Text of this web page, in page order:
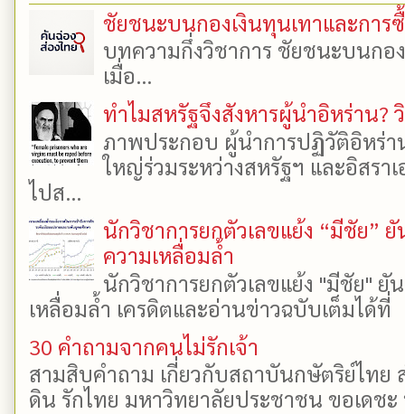
ชัยชนะบนกองเงินทุนเทาและการ
บทความกึ่งวิชาการ ชัยชนะบนกอ
เมื่อ...
ทำไมสหรัฐจึงสังหารผู้นำอิหร่าน?
ภาพประกอบ ผู้นำการปฏิวัติอิหร่า
ใหญ่ร่วมระหว่างสหรัฐฯ และอิสรา
ไปส...
นักวิชาการยกตัวเลขแย้ง “มีชัย”
ความเหลื่อมล้ำ
นักวิชาการยกตัวเลขแย้ง "มีชัย"
เหลื่อมล้ำ เครดิตและอ่านข่าวฉบับเต็มได้
30 คำถามจากคนไม่รักเจ้า
สามสิบคำถาม เกี่ยวกับสถาบันกษัตริย์ไทย
ดิน รักไทย มหาวิทยาลัยประชาชน ขอเดช